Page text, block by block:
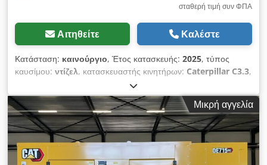
σταθερή τιμή συν ΦΠΑ
Αιτηθείτε Καλέστε
Κατάσταση: καινούργιο, Έτος κατασκευής: 2025, τύπος
καυσίμου: ντίζελ, κατασκευαστής κινητήρων: Caterpillar C3.3,
Σκοπός χρήσης: Κατασκευές Καθαρό βάρος: 889 kg Ισχύς
γεννήτριας: 50 kVA Διαστάσεις χώρου φόρτωσης: 230 x 96 x
140 cm Σήμανση CE: ναι Όγκος δεξαμενής νερού: 103 l
Επικοινωνήστε με την ομάδα DPX για περισσότερες
πληροφορίες. Dkjdpjy R I Htofx Ah Djr = Επιπλέον επιλογές
και εξοπλισμός = - Μπαταρία - Πίνακας ελέγχου - Σιδερένια
οροφή - Βυτιοφόρο
Μικρή αγγελία